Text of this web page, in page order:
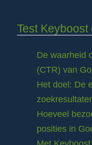
Test Keyboost
De waarheid
(CTR) van
Het doel: De
Hoeveel
posities in